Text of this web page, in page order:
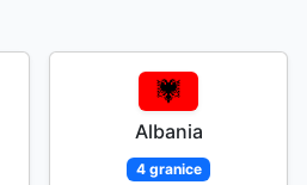
Albania
4 granice